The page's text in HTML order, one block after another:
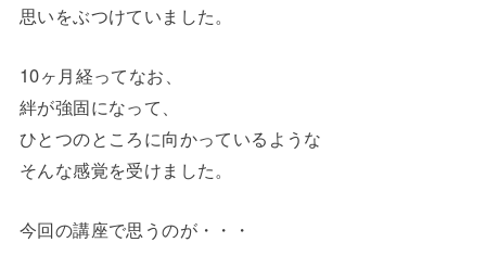
思いをぶつけていました。
10ヶ月経ってなお、
絆が強固になって、
ひとつのところに向かっているような
そんな感覚を受けました。
今回の講座で思うのが・・・